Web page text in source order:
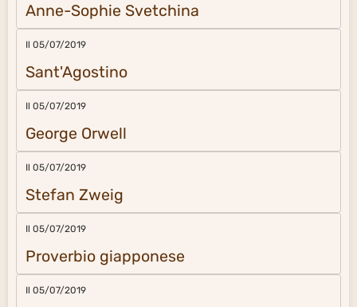
Anne-Sophie Svetchina
Il 05/07/2019
Sant'Agostino
Il 05/07/2019
George Orwell
Il 05/07/2019
Stefan Zweig
Il 05/07/2019
Proverbio giapponese
Il 05/07/2019